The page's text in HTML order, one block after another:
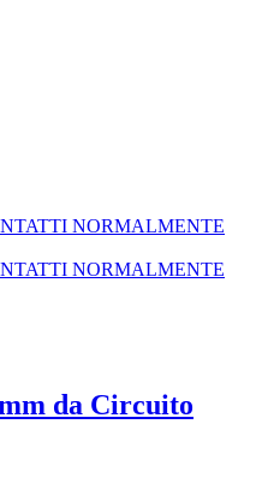
da Circuito